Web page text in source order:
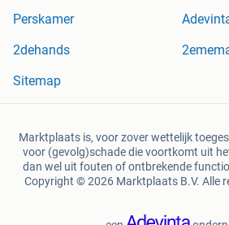
Perskamer
2dehands
Sitemap
Marktplaats is, voor zover wettelijk
voor (gevolg)schade die voortkomt uit
dan wel uit fouten of ontbrekende
Copyright © 2026 Marktplaats B.V. Alle